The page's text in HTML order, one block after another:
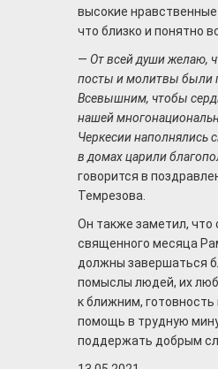
высокие
что близко и понятно
— От всей души желаю,
посты и молитвы были
Всевышним, чтобы
нашей
Черкесии наполнялись
в домах царили
говорится в
Темрезова.
Он также заметил, что
священного месяца
должны завершаться
помыслы людей, их
к ближним, готовность
помощь в трудную
поддержать добрым